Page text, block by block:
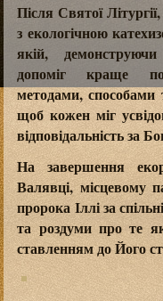
Після Святої
з екологічною
якій, демонструючи
допоміг краще
методами, способами
щоб кожен міг
відповідальність за
На завершення
Валявці, місцевому
пророка Іллі за
та роздуми про те
ставленням до Його